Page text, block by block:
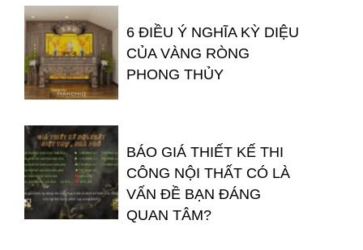
6 ĐIỀU Ý NGHĨA KỲ DIỆU
CỦA VÀNG RÒNG
PHONG THỦY
BÁO GIÁ THIẾT KẾ THI
CÔNG NỘI THẤT CÓ LÀ
VẤN ĐỀ BẠN ĐÁNG
QUAN TÂM?